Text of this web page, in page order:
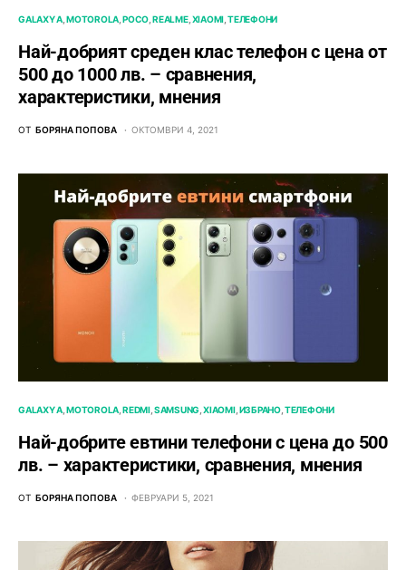
GALAXY A MOTOROLA POCO REALME XIAOMI ТЕЛЕФОНИ
Най-добрият среден клас телефон с цена от
500 до 1000 лв. – сравнения,
характеристики, мнения
ОТ БОРЯНА ПОПОВА ОКТОМВРИ 4, 2021
GALAXY A MOTOROLA REDMI SAMSUNG XIAOMI ИЗБРАНО ТЕЛЕФОНИ
Най-добрите евтини телефони с ценa до 500
лв. – характeристики, сравнения, мнения
ОТ БОРЯНА ПОПОВА ФЕВРУАРИ 5, 2021